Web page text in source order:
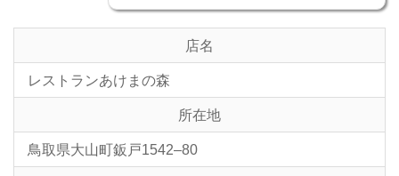
店名
レストランあけまの森
所在地
鳥取県大山町鈑戸1542–80